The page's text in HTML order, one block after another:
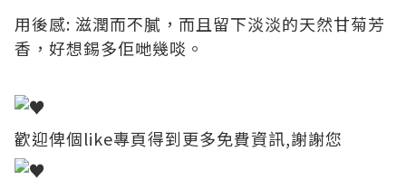
用後感: 滋潤而不膩，而且留下淡淡的天然甘菊芳
香，好想錫多佢哋幾啖。
歡迎俾個like專頁得到更多免費資訊,謝謝您